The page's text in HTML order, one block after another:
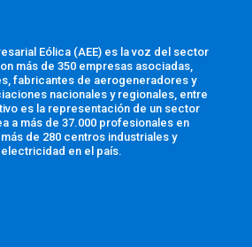
Eólica (AEE) es la voz del sector
más de 350 empresas asociadas,
fabricantes de aerogeneradores y
nacionales y regionales, entre
es la representación de un sector
a más de 37.000 profesionales en
de 280 centros industriales y
electricidad en el país.